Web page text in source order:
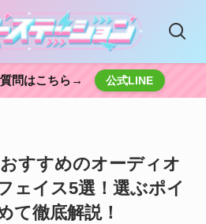
問はこちら→ 公式LINE
すすめのオーディオ
ェイス5選！選ぶポイ
て徹底解説！